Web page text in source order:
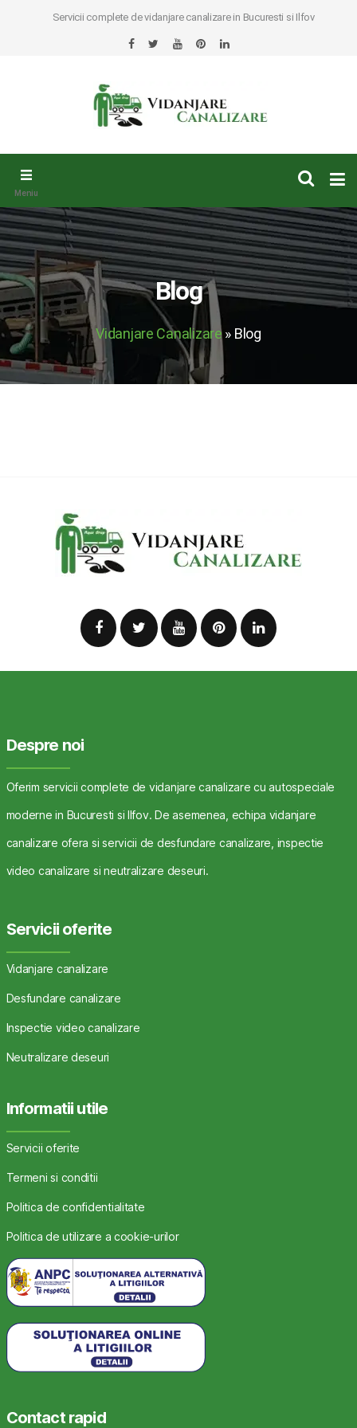
Servicii complete de vidanjare canalizare in Bucuresti si Ilfov
Canalizare
Meniu
Blog
Vidanjare Canalizare» Blog
Despre noi
Oferim servicii complete de vidanjare canalizare cu autospeciale
moderne in Bucuresti si Ilfov. De asemenea, echipa vidanjare
canalizare ofera si servicii de desfundare canalizare, inspectie
video canalizare si neutralizare deseuri.
Servicii oferite
Vidanjare canalizare
Desfundare canalizare
Inspectie video canalizare
Neutralizare deseuri
Informatii utile
Servicii oferite
Termeni si conditii
Politica de confidentialitate
Politica de utilizare a cookie-urilor
Contact rapid